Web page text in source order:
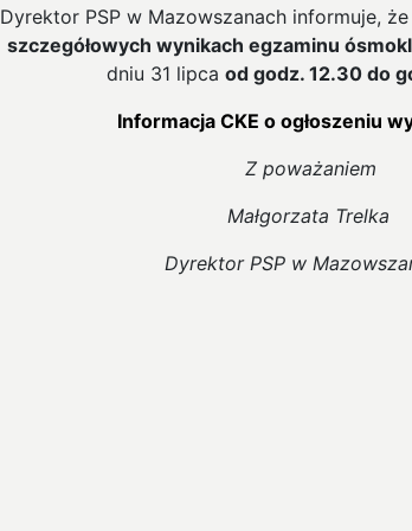
Dyrektor PSP w Mazowszanach informuje, że
szczegółowych wynikach egzaminu
dniu 31 lipca od godz. 12.30 do
Informacja CKE o ogłoszeniu
Z poważaniem
Małgorzata Trelka
Dyrektor PSP w